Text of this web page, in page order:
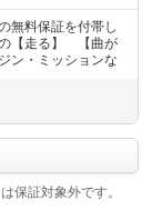
無料保証を付帯し
【走る】 【曲が
ン・ミッションな
無料保証を付帯し
【走る】 【曲が
・ミッションな
保証対象外です。